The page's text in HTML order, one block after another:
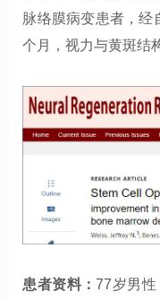
脉络膜病变患者，经
个月，视力与黄斑结
患者资料：77岁男性